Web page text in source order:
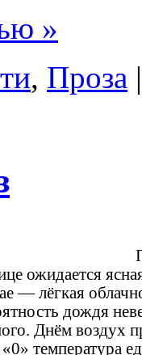
»
, Проза
ожидается
— лёгкая
дождя
Днём воздух
температура